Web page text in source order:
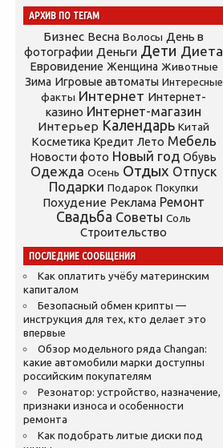
АРХИВ ПО ТЕГАМ
Бизнес Весна Волосы День в
фотографии Деньги Дети Диета
Евровидение Женщина Животные
Зима Игровые автоматы Интересные
факты Интернет Интернет-
казино Интернет-магазин
Интерьер Календарь Китай
Косметика Кредит Лето Мебель
Новости фото Новый год Обувь
Одежда Осень Отдых Отпуск
Подарки Подарок Покупки
Похудение Реклама Ремонт
Свадьба Советы Соль
Строительство
ПОСЛЕДНИЕ СООБЩЕНИЯ
Как оплатить учёбу материнским
капиталом
Безопасный обмен крипты —
инструкция для тех, кто делает это
впервые
Обзор модельного ряда Changan:
какие автомобили марки доступны
российским покупателям
Резонатор: устройство, назначение,
признаки износа и особенности
ремонта
Как подобрать литые диски под